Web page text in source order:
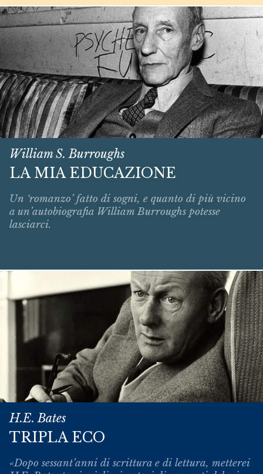
William S. Burroughs
LA MIA EDUCAZIONE
Un ‘romanzo’ fatto di sogni, e quanto di più vicino
a un’autobiografia William Burroughs potesse
lasciarci.
H.E. Bates
TRIPLA ECO
«Dopo sessant’anni di scrittura e di lettura, metterei